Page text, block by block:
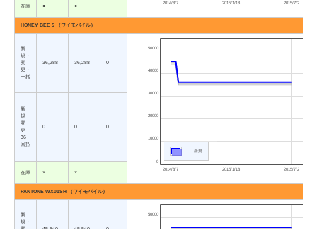
2014/8/7 2015/1/18 2015/7/2
在庫 ○ ○
HONEY BEE 5 （ワイモバイル）
新
規・
変
更・
一括
36,288 36,288 0
2014/8/7 2015/1/18 2015/7/2
0
10000
20000
30000
40000
50000
新規
新
規・
変
更・
36
回払
0 0 0
在庫 × ×
PANTONE WX01SH （ワイモバイル）
新
規・
50000